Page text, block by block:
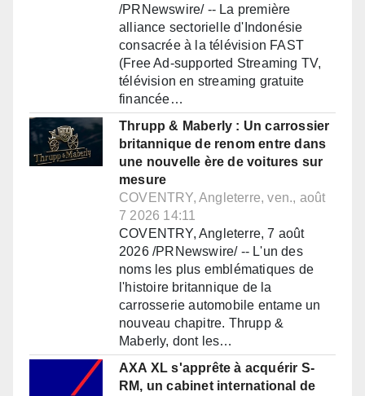
/PRNewswire/ -- La première
alliance sectorielle d'Indonésie
consacrée à la télévision FAST
(Free Ad-supported Streaming TV,
télévision en streaming gratuite
financée…
Thrupp & Maberly : Un carrossier
britannique de renom entre dans
une nouvelle ère de voitures sur
mesure
COVENTRY, Angleterre, ven., août
7 2026 14:11
COVENTRY, Angleterre, 7 août
2026 /PRNewswire/ -- L'un des
noms les plus emblématiques de
l'histoire britannique de la
carrosserie automobile entame un
nouveau chapitre. Thrupp &
Maberly, dont les…
AXA XL s'apprête à acquérir S-
RM, un cabinet international de